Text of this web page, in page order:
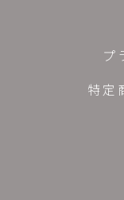
プ
特定